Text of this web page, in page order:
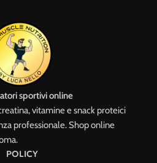
sportivi online
vitamine e snack proteici
professionale. Shop online
POLICY